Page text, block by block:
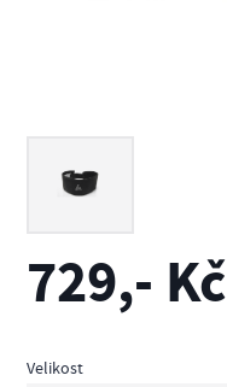
729,- Kč
Velikost